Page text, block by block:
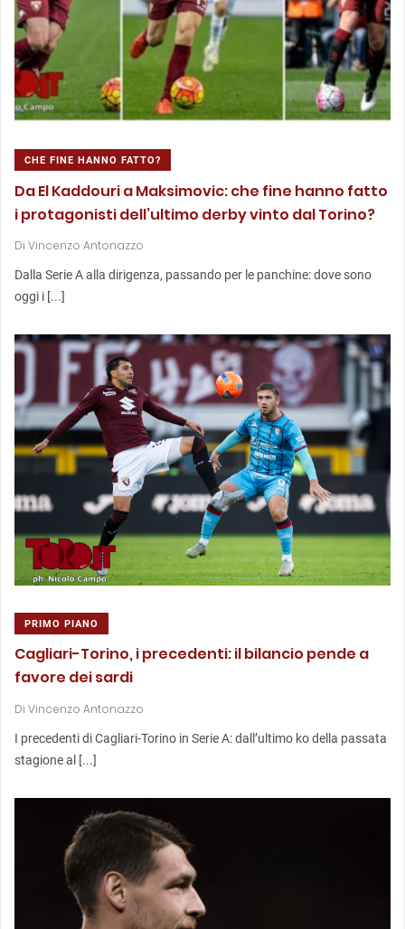
CHE FINE HANNO FATTO?
Da El Kaddouri a Maksimovic: che fine hanno fatto
i protagonisti dell’ultimo derby vinto dal Torino?
Di Vincenzo Antonazzo
Dalla Serie A alla dirigenza, passando per le panchine: dove sono
oggi i [...]
PRIMO PIANO
Cagliari-Torino, i precedenti: il bilancio pende a
favore dei sardi
Di Vincenzo Antonazzo
I precedenti di Cagliari-Torino in Serie A: dall’ultimo ko della passata
stagione al [...]